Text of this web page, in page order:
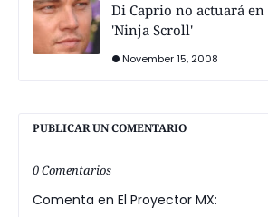
Di Caprio no actuará
'Ninja Scroll'
November 15, 2008
PUBLICAR UN COMENTARIO
0 Comentarios
Comenta en El Proyector MX: